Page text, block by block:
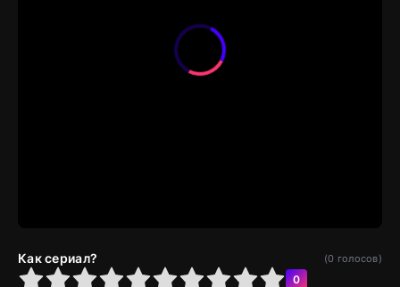
Как сериал? (0 голосов)
5 6 7 8 9 10 0